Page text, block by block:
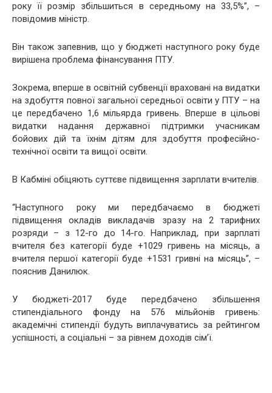
року її розмір збільшиться в середньому на 33,5%”, –
повідомив міністр.
Він також запевнив, що у бюджеті наступного року буде
вирішена проблема фінансування ПТУ.
Зокрема, вперше в освітній субвенції враховані на видатки
на здобуття повної загальної середньої освіти у ПТУ – на
це передбачено 1,6 мільярда гривень. Вперше в цільові
видатки надання державної підтримки учасникам
бойових дій та їхнім дітям для здобуття професійно-
технічної освіти та вищої освіти.
В Кабміні обіцяють суттєве підвищення зарплати вчителів.
“Наступного року ми передбачаємо в бюджеті
підвищення окладів викладачів зразу на 2 тарифних
розряди – з 12-го до 14-го. Наприклад, при зарплаті
вчителя без категорії буде +1029 гривень на місяць, а
вчителя першої категорії буде +1531 гривні на місяць”, –
пояснив Данилюк.
У бюджеті-2017 буде передбачено збільшення
стипендіального фонду на 576 мільйонів гривень:
академічні стипендії будуть виплачуватись за рейтингом
успішності, а соціальні – за рівнем доходів сім’ї.